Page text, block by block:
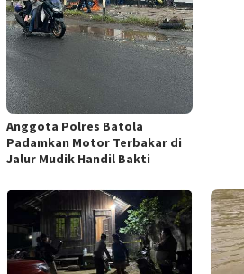
Anggota Polres Batola
Padamkan Motor Terbakar di
Jalur Mudik Handil Bakti